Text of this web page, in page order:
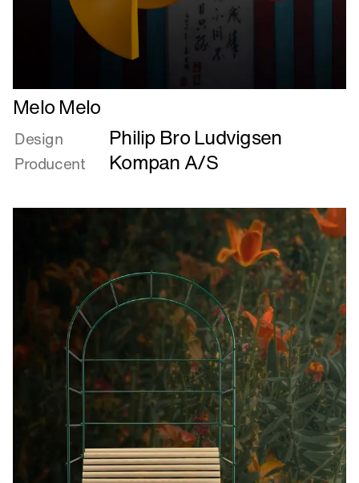
Læs
mere
om
Melo
Melo
Melo Melo
Design Philip Bro Ludvigsen
Producent Kompan A/S